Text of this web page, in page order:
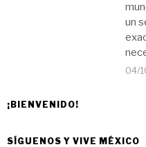
un
04/
¡BIENVENIDO!
SÍGUENOS Y VIVE MÉXICO